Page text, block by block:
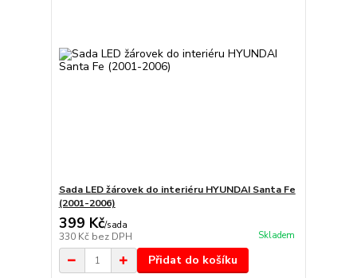
Sada LED žárovek do interiéru HYUNDAI Santa Fe
(2001-2006)
399 Kč/sada
330 Kč bez DPH Skladem
Přidat do košíku